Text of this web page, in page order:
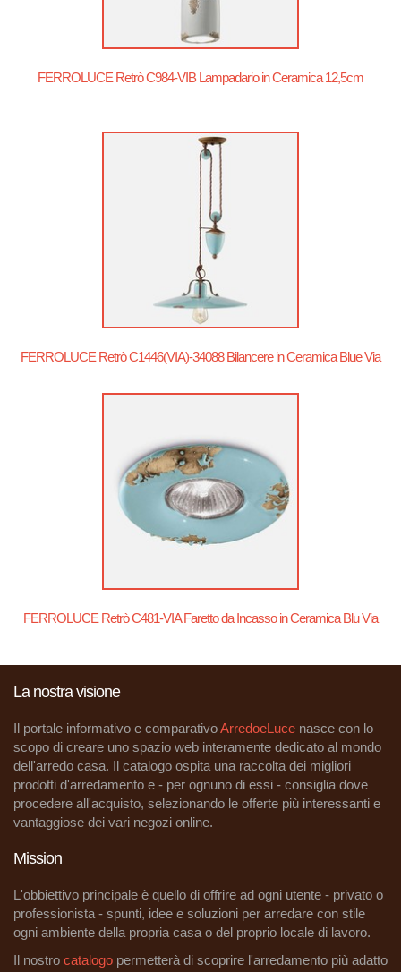
FERROLUCE Retrò C984-VIB Lampadario in Ceramica 12,5cm
FERROLUCE Retrò C1446(VIA)-34088 Bilancere in Ceramica Blue Via
FERROLUCE Retrò C481-VIA Faretto da Incasso in Ceramica Blu Via
La nostra visione
Il portale informativo e comparativoArredoeLuce nasce con lo
scopo di creare uno spazio web interamente dedicato al mondo
dell'arredo casa. Il catalogo ospita una raccolta dei migliori
prodotti d'arredamento e - per ognuno di essi - consiglia dove
procedere all'acquisto, selezionando le offerte più interessanti e
vantaggiose dei vari negozi online.
Mission
L'obbiettivo principale è quello di offrire ad ogni utente - privato o
professionista - spunti, idee e soluzioni per arredare con stile
ogni ambiente della propria casa o del proprio locale di lavoro.
Il nostro catalogo permetterà di scoprire l'arredamento più adatto